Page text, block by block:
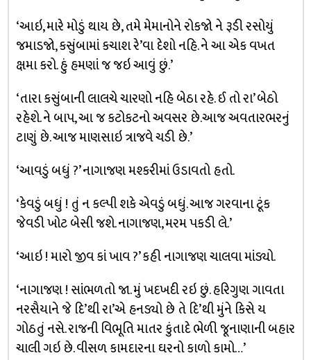
‘આઇ, મારે મોડું થાય છે, તમે મેમાનોને રોકજો ને રૂડી રસોયું
જમાડજો, કસુંબામાં કચાશ રે’વા દેશો નહિ. ને આ એક વખત
ક્ષમા કરો. હું હમણાં જ જઇ આવું છું.’
‘તારા કસુંબાની લાલચે ચારણો નહિ બેઠા રહે. ઈ તો રા’ બેઠો
રહેશે. ને બાપ, આ જ કટોકટનો અવસર છે.આજ અવતારભરનું
ટાણું છે. આજ માણસાઇ ત્રાજવે ચડી છે.’
‘આવડું બધું ?’ નાગાજણ મશ્કરીમાં ઉડાવતો હતો.
‘કેવડું બધું ! તું ન કલ્પી શકે એવડું બધું. આજ ગરવાના ટૂંક
જેવડી ખોટ બેસી જશે. નાગાજણ, મરમ પકડી લે.’
‘આઇ ! મારો જીવ કાં ખાવ ?’ કહી નાગાજણ ચાલવા માંડ્યો.
‘નાગાજણ ! સાંભળતો જા. મું ખદખદી રઇ છું. હરિગુણ ગાવતા
નરસૈયાને જે દિ’થી રા’એ હનડ્યો છે તે દિ’થી મુંને કિસે ય
ગોઠતું નસે. રાજની વિભૂતિ માતર કુંતાદે ભેળી જૂનાણાની બહાર
ચાલી ગઇ છે. વીસળ કામદારના ઘરનો કાળો કામો…’